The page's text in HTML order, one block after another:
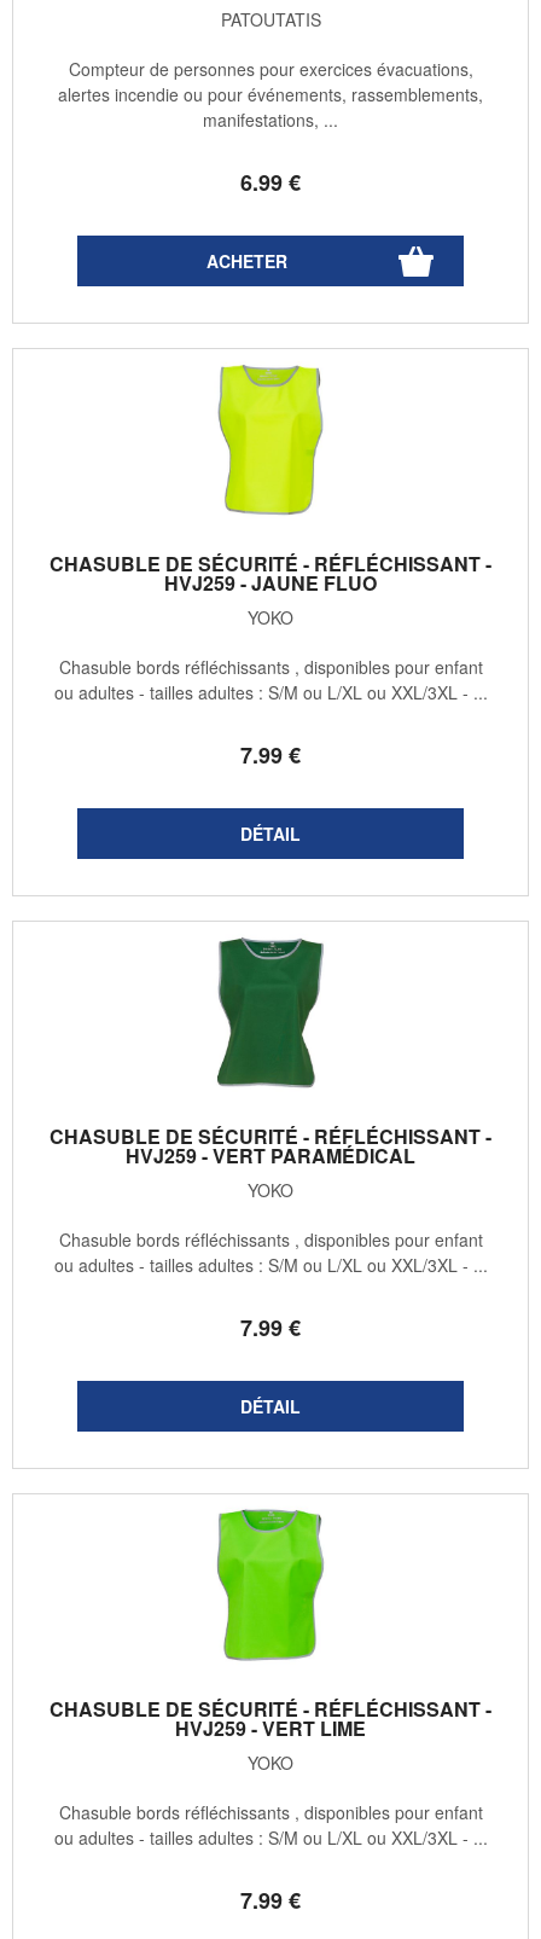
PATOUTATIS
6.99€
Compteur de personnes pour exercices évacuations,
alertes incendie ou pour événements, rassemblements,
manifestations, ...
CHASUBLE DE SÉCURITÉ - RÉFLÉCHISSANT -
HVJ259 - JAUNE FLUO
YOKO
7.99€
Chasuble bords réfléchissants , disponibles pour enfant
ou adultes - tailles adultes : S/M ou L/XL ou XXL/3XL - ...
CHASUBLE DE SÉCURITÉ - RÉFLÉCHISSANT -
HVJ259 - VERT PARAMÉDICAL
YOKO
7.99€
Chasuble bords réfléchissants , disponibles pour enfant
ou adultes - tailles adultes : S/M ou L/XL ou XXL/3XL - ...
CHASUBLE DE SÉCURITÉ - RÉFLÉCHISSANT -
HVJ259 - VERT LIME
YOKO
7.99€
Chasuble bords réfléchissants , disponibles pour enfant
ou adultes - tailles adultes : S/M ou L/XL ou XXL/3XL - ...